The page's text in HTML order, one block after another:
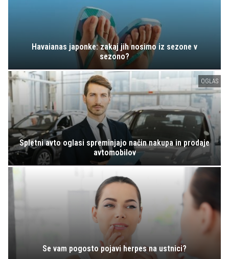
Havaianas japonke: zakaj jih nosimo iz sezone v
sezono?
OGLAS
Spletni avto oglasi spreminjajo način nakupa in prodaje
avtomobilov
Se vam pogosto pojavi herpes na ustnici?